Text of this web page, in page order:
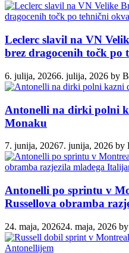
Leclerc slavil na VN
brez dragocenih točk po
6. julija, 20266. julija, 2026 by
Antonelli na dirki polni
Monaku
7. junija, 20267. junija, 2026 by
Antonelli po sprintu v
Russellova obramba
24. maja, 202624. maja, 2026 by